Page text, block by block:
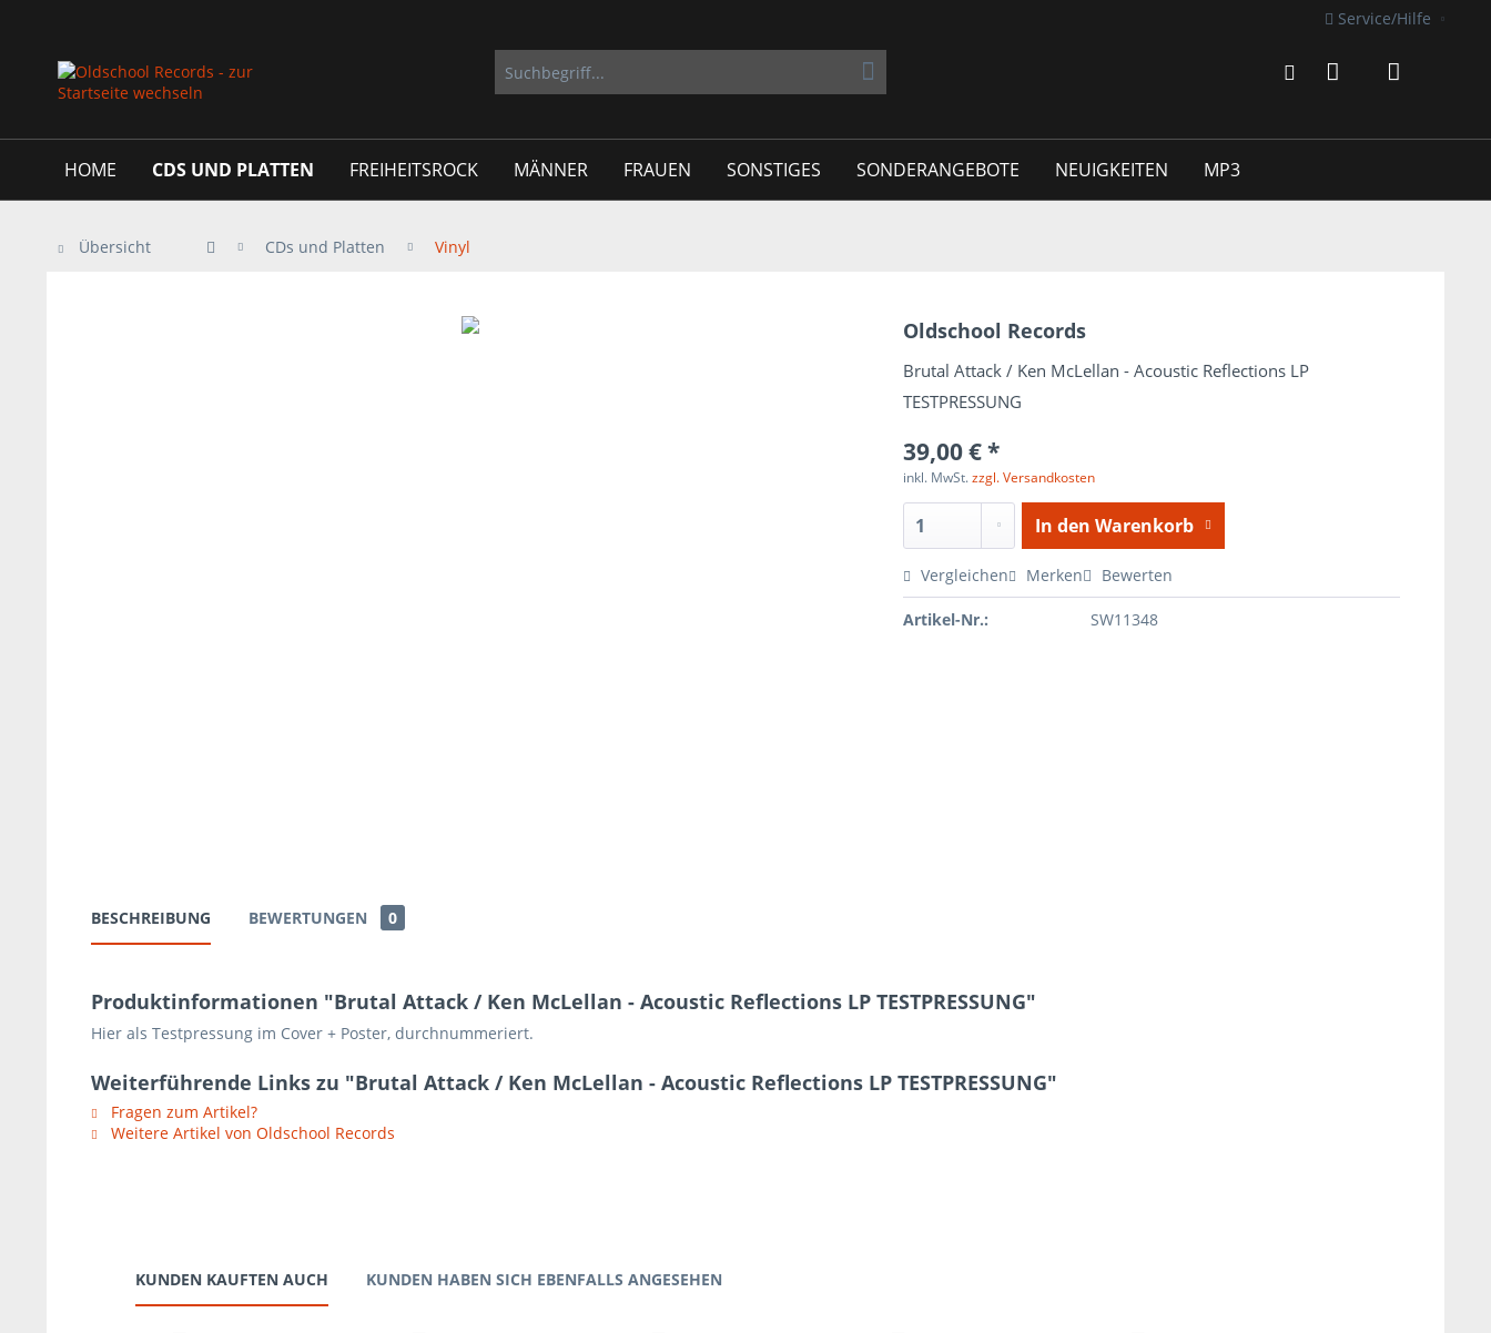
Service/Hilfe
HOME CDS UND PLATTEN FREIHEITSROCK MÄNNER FRAUEN SONSTIGES SONDERANGEBOTE NEUIGKEITEN MP3
Übersicht CDs und Platten Vinyl
Oldschool Records
Brutal Attack / Ken McLellan - Acoustic Reflections LP
TESTPRESSUNG
39,00 € *
inkl. MwSt.zzgl. Versandkosten
In den Warenkorb
Vergleichen Merken Bewerten
Artikel-Nr.: SW11348
BESCHREIBUNG BEWERTUNGEN 0
Produktinformationen "Brutal Attack / Ken McLellan - Acoustic Reflections LP TESTPRESSUNG"
Hier als Testpressung im Cover + Poster, durchnummeriert.
Weiterführende Links zu "Brutal Attack / Ken McLellan - Acoustic Reflections LP TESTPRESSUNG"
Fragen zum Artikel?
Weitere Artikel von Oldschool Records
KUNDEN KAUFTEN AUCH KUNDEN HABEN SICH EBENFALLS ANGESEHEN